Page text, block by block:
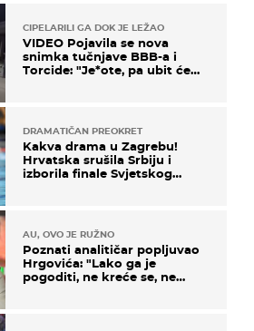
CIPELARILI GA DOK JE LEŽAO
VIDEO Pojavila se nova
snimka tučnjave BBB-a i
Torcide: "Je*ote, pa ubit će
DRAMATIČAN PREOKRET
Kakva drama u Zagrebu!
Hrvatska srušila Srbiju i
izborila finale Svjetskog
AU, OVO JE RUŽNO
Poznati analitičar popljuvao
Hrgovića: "Lako ga je
pogoditi, ne kreće se, ne